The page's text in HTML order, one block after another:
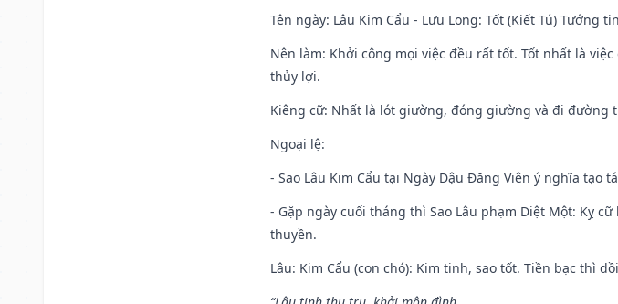
Tên ngày: Lâu Kim Cẩu - Lưu Long: Tốt (Kiết Tú) Tướng
Nên làm: Khởi công mọi việc đều rất tốt. Tốt nhất là
thủy lợi.
Kiêng cữ: Nhất là lót giường, đóng giường và đi đường
Ngoại lệ:
- Sao Lâu Kim Cẩu tại Ngày Dậu Đăng Viên ý nghĩa tạo
- Gặp ngày cuối tháng thì Sao Lâu phạm Diệt Một: Kỵ
thuyền.
Lâu: Kim Cẩu (con chó): Kim tinh, sao tốt. Tiền bạc thì